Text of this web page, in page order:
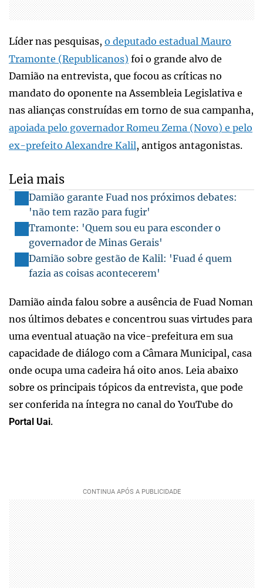
Líder nas pesquisas, o deputado estadual Mauro
Tramonte (Republicanos) foi o grande alvo de
Damião na entrevista, que focou as críticas no
mandato do oponente na Assembleia Legislativa e
nas alianças construídas em torno de sua campanha,
apoiada pelo governador Romeu Zema (Novo) e pelo
ex-prefeito Alexandre Kalil, antigos antagonistas.
Leia mais
Damião garante Fuad nos próximos debates:
'não tem razão para fugir'
Tramonte: 'Quem sou eu para esconder o
governador de Minas Gerais'
Damião sobre gestão de Kalil: 'Fuad é quem
fazia as coisas acontecerem'
Damião ainda falou sobre a ausência de Fuad Noman
nos últimos debates e concentrou suas virtudes para
uma eventual atuação na vice-prefeitura em sua
capacidade de diálogo com a Câmara Municipal, casa
onde ocupa uma cadeira há oito anos. Leia abaixo
sobre os principais tópicos da entrevista, que pode
ser conferida na íntegra no canal do YouTube do
Portal Uai.